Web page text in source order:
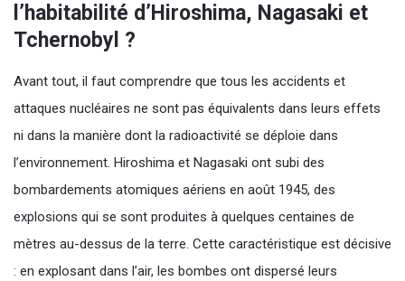
l’habitabilité d’Hiroshima, Nagasaki et
Tchernobyl ?
Avant tout, il faut comprendre que tous les accidents et
attaques nucléaires ne sont pas équivalents dans leurs effets
ni dans la manière dont la radioactivité se déploie dans
l’environnement. Hiroshima et Nagasaki ont subi des
bombardements atomiques aériens en août 1945, des
explosions qui se sont produites à quelques centaines de
mètres au-dessus de la terre. Cette caractéristique est décisive
: en explosant dans l’air, les bombes ont dispersé leurs